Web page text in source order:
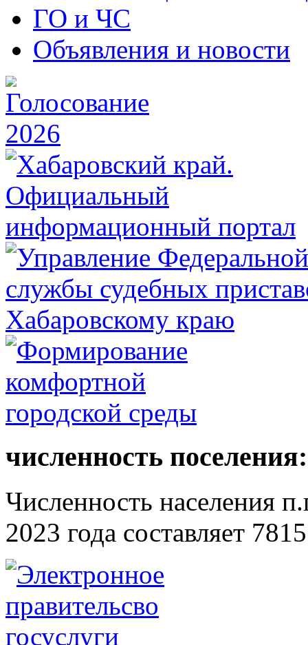
ГО и ЧС
Объявления и новости
численность поселения:
Численность населения
2023 года составляет